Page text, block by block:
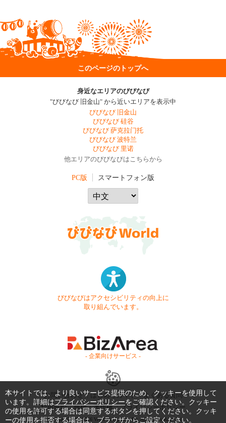
このページのトップへ
身近なエリアのびびなび
"びびなび 旧金山" から近いエリアを表示中
びびなび 旧金山
びびなび 硅谷
びびなび 萨克拉门托
びびなび 波特兰
びびなび 里诺
他エリアのびびなびはこちらから
PC版 スマートフォン版
びびなびはアクセシビリティの向上に
取り組んでいます。
- 企業向けサービス -
お問い合わせ はじめてガイド
よくある質問
利用規約
商標・著作権 プライバシーポリシー
Copyright © 1999-2026 Vivid Navigation, Inc. All Rights Reserved.
本サイトでは、より良いサービス提供のため、クッキーを使用して
います。詳細はプライバシーポリシーをご確認ください。クッキー
の使用を許可する場合は同意するボタンを押してください。クッキ
ーの使用を拒否する場合は、ブラウザからご設定ください。